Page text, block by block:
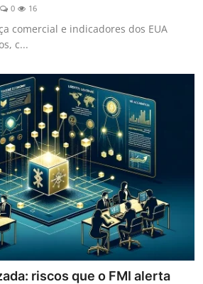
0 16
comercial e indicadores dos EUA
c...
riscos que o FMI alerta